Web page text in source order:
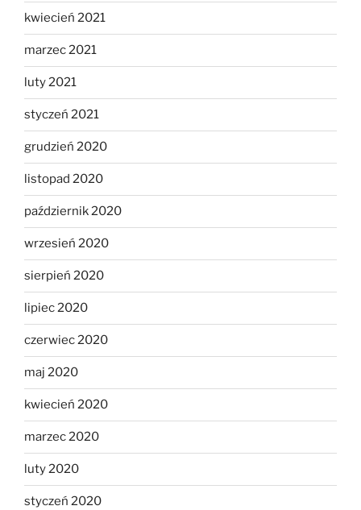
kwiecień 2021
marzec 2021
luty 2021
styczeń 2021
grudzień 2020
listopad 2020
październik 2020
wrzesień 2020
sierpień 2020
lipiec 2020
czerwiec 2020
maj 2020
kwiecień 2020
marzec 2020
luty 2020
styczeń 2020